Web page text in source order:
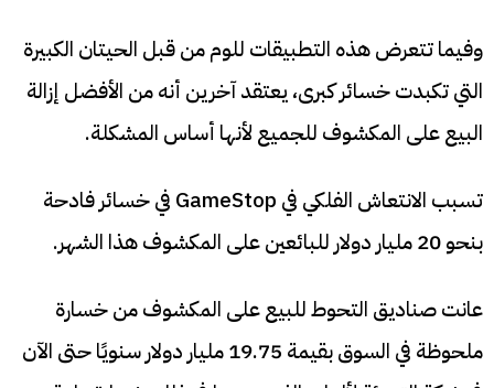
وفيما تتعرض هذه التطبيقات للوم من قبل الحيتان الكبيرة
التي تكبدت خسائر كبرى، يعتقد آخرين أنه من الأفضل إزالة
البيع على المكشوف للجميع لأنها أساس المشكلة.
تسبب الانتعاش الفلكي في GameStop في خسائر فادحة
بنحو 20 مليار دولار للبائعين على المكشوف هذا الشهر.
عانت صناديق التحوط للبيع على المكشوف من خسارة
ملحوظة في السوق بقيمة 19.75 مليار دولار سنويًا حتى الآن